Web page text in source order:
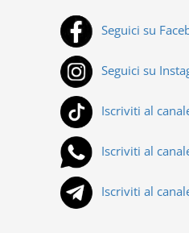
Seguici su
Seguici su
Iscriviti al
Iscriviti al
Iscriviti al